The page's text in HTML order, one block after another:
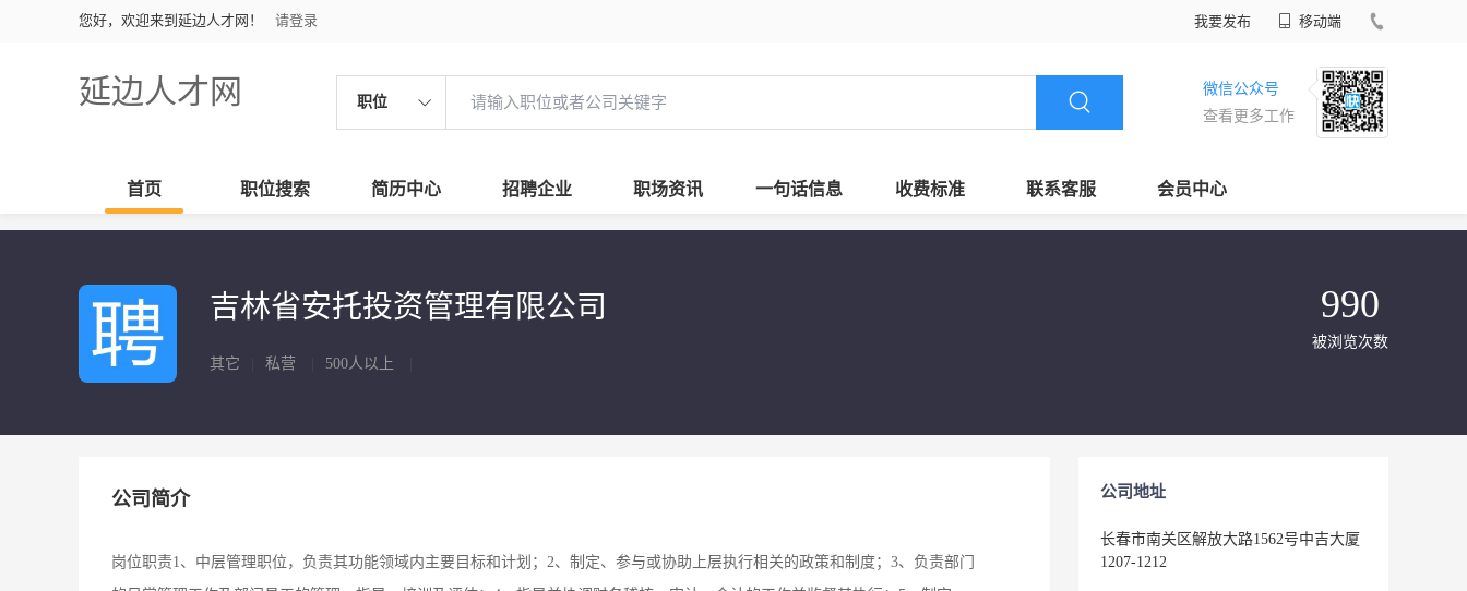
您好，欢迎来到延边人才网！ 请登录 我要发布 移动端
延边人才网 职位
微信公众号
查看更多工作
首页 职位搜索 简历中心 招聘企业 职场资讯 一句话信息 收费标准 联系客服 会员中心
吉林省安托投资管理有限公司
其它 私营 500人以上
990
被浏览次数
公司简介
岗位职责1、中层管理职位，负责其功能领域内主要目标和计划；2、制定、参与或协助上层执行相关的政策和制度；3、负责部门
公司地址
长春市南关区解放大路1562号中吉大厦
1207-1212